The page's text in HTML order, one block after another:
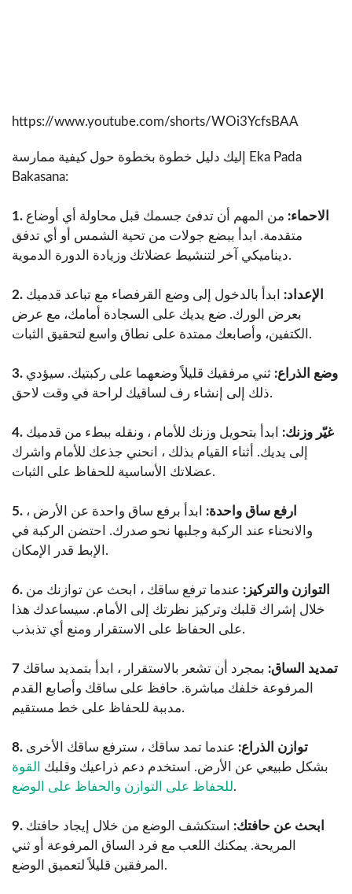
https://www.youtube.com/shorts/WOi3YcfsBAA
إليك دليل خطوة بخطوة حول كيفية ممارسة Eka Pada
Bakasana:
1. الاحماء: من المهم أن تدفئ جسمك قبل محاولة أي أوضاع
متقدمة. ابدأ ببضع جولات من تحية الشمس أو أي تدفق
ديناميكي آخر لتنشيط عضلاتك وزيادة الدورة الدموية.
2. الإعداد: ابدأ بالدخول إلى وضع القرفصاء مع تباعد قدميك
بعرض الورك. ضع يديك على السجادة أمامك، مع عرض
الكتفين، وأصابعك ممتدة على نطاق واسع لتحقيق الثبات.
3. وضع الذراع: ثني مرفقيك قليلاً وضعهما على ركبتيك. سيؤدي
ذلك إلى إنشاء رف لساقيك لراحة في وقت لاحق.
4. غيّر وزنك:
ابدأ بتحويل وزنك للأمام ، ونقله ببطء من قدميك
إلى يديك. أثناء القيام بذلك ، انحني جذعك للأمام واشرك
عضلاتك الأساسية للحفاظ على الثبات.
5. ارفع ساق واحدة:
ابدأ برفع ساق واحدة عن الأرض ،
والانحناء عند الركبة وجلبها نحو صدرك. احتضن الركبة في
الإبط قدر الإمكان.
6. التوازن والتركيز: عندما ترفع ساقك ، ابحث عن توازنك من
خلال إشراك قلبك وتركيز نظرتك إلى الأمام. سيساعدك هذا
على الحفاظ على الاستقرار ومنع أي تذبذب.
7 تمديد الساق: بمجرد أن تشعر بالاستقرار ، ابدأ بتمديد ساقك
المرفوعة خلفك مباشرة. حافظ على ساقك وأصابع القدم
مدببة للحفاظ على خط مستقيم.
8. توازن الذراع: عندما تمد ساقك ، سترفع ساقك الأخرى
بشكل طبيعي عن الأرض. استخدم دعم ذراعيك وقلبك
القوة
للحفاظ على التوازن والحفاظ على الوضع.
9. ابحث عن حافتك:
استكشف الوضع من خلال إيجاد حافتك
المريحة. يمكنك اللعب مع فرد الساق المرفوعة أو ثني
المرفقين قليلاً لتعميق الوضع.